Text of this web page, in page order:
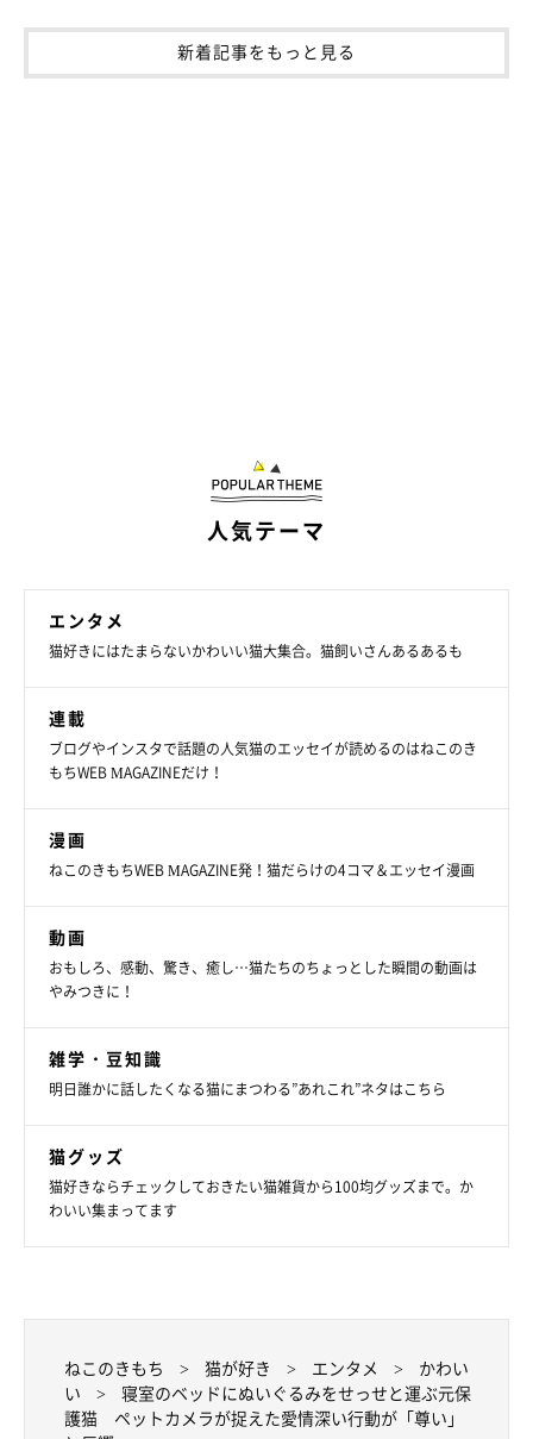
毎日さまざまな姿を見せてくれるなだちゃんについて、コンドリ
ア水戸さんはこんなふうに話しています。
コンドリア水戸さん：
「ほかの猫たちのお世話することも、自分が甘えることもいつも
す」
写真提供・取材協力／コンドリア水戸さん（@mitoconcon
X（旧Twitter）
取材・文／雨宮カイ
※この記事は投稿者さまに取材し、了承の上制作したものです。
新着記事をもっと見る
人気テーマ
エンタメ
猫好きにはたまらないかわいい猫大集合。猫飼いさんあるあるも
連載
ブログやインスタで話題の人気猫のエッセイが読めるのはねこのき
もちWEB MAGAZINEだけ！
漫画
ねこのきもちWEB MAGAZINE発！猫だらけの4コマ＆エッセイ漫画
動画
おもしろ、感動、驚き、癒し…猫たちのちょっとした瞬間の動画は
やみつきに！
雑学・豆知識
明日誰かに話したくなる猫にまつわる”あれこれ”ネタはこちら
猫グッズ
猫好きならチェックしておきたい猫雑貨から100均グッズまで。か
わいい集まってます
ねこのきもち 猫が好き エンタメ
かわい
い
寝室のベッドにぬいぐるみをせっせと運ぶ元保
護猫 ペットカメラが捉えた愛情深い行動が「尊い」